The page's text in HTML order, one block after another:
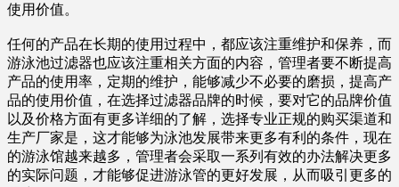
使用价值。
任何的产品在长期的使用过程中，都应该注重维护和保养，而
游泳池过滤器也应该注重相关方面的内容，管理者要不断提高
产品的使用率，定期的维护，能够减少不必要的磨损，提高产
品的使用价值，在选择过滤器品牌的时候，要对它的品牌价值
以及价格方面有更多详细的了解，选择专业正规的购买渠道和
生产厂家是，这才能够为泳池发展带来更多有利的条件，现在
的游泳馆越来越多，管理者会采取一系列有效的办法解决更多
的实际问题，才能够促进游泳管的更好发展，从而吸引更多的